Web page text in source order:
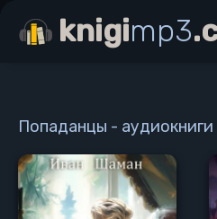
Попаданцы -
knigimp3